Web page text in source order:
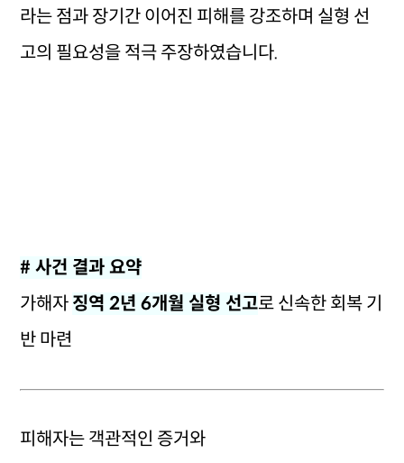
라는 점과 장기간 이어진 피해를 강조하며 실형 선
고의 필요성을 적극 주장하였습니다.
# 사건 결과 요약
가해자 징역 2년 6개월 실형 선고로 신속한 회복 기
반 마련
피해자는 객관적인 증거와